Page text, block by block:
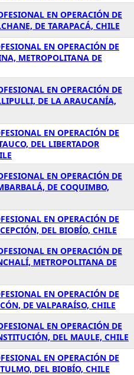
EN OPERACIÓN DE
DE TARAPACÁ, CHILE
EN OPERACIÓN DE
METROPOLITANA DE
EN OPERACIÓN DE
DE LA ARAUCANÍA,
EN OPERACIÓN DE
DEL LIBERTADOR
EN OPERACIÓN DE
DE COQUIMBO,
EN OPERACIÓN DE
DEL BIOBÍO, CHILE
EN OPERACIÓN DE
METROPOLITANA DE
EN OPERACIÓN DE
DE VALPARAÍSO, CHILE
EN OPERACIÓN DE
DEL MAULE, CHILE
EN OPERACIÓN DE
DEL BIOBÍO, CHILE